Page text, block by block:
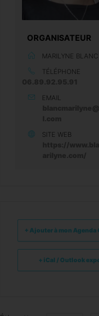
ORGANISATEUR
MARILYNE BLANC
TÉLÉPHONE
EMAIL
SITE WEB
+ Ajouter à mon Agenda
+ iCal / Outlook